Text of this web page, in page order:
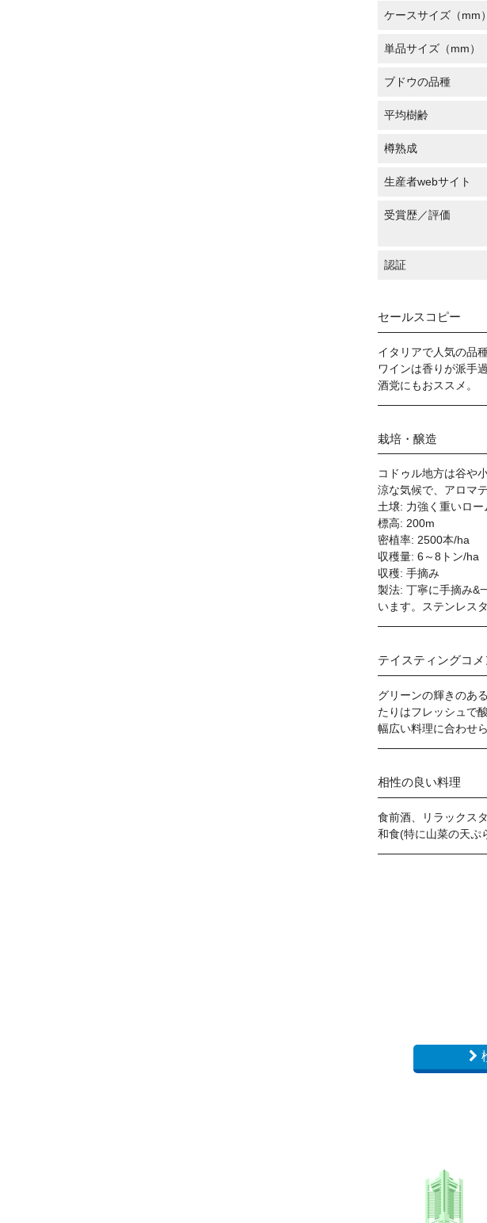
ケースサイズ（mm）
単品サイズ（mm）
ブドウの品種
平均樹齢
樽熟成
生産者webサイト
受賞歴／評価
認証
セールスコピー
イタリアで人気の品
ワインは香りが派手
酒党にもおススメ。
栽培・醸造
コドゥル地方は谷や
涼な気候で、アロマ
土壌: 力強く重いロ
標高: 200m
密植率: 2500本/ha
収穫量: 6～8トン/ha
収穫: 手摘み
製法: 丁寧に手摘み&
います。ステンレス
テイスティングコメ
グリーンの輝きのあ
たりはフレッシュで
幅広い料理に合わせら
相性の良い料理
食前酒、リラックス
和食(特に山菜の天ぷ